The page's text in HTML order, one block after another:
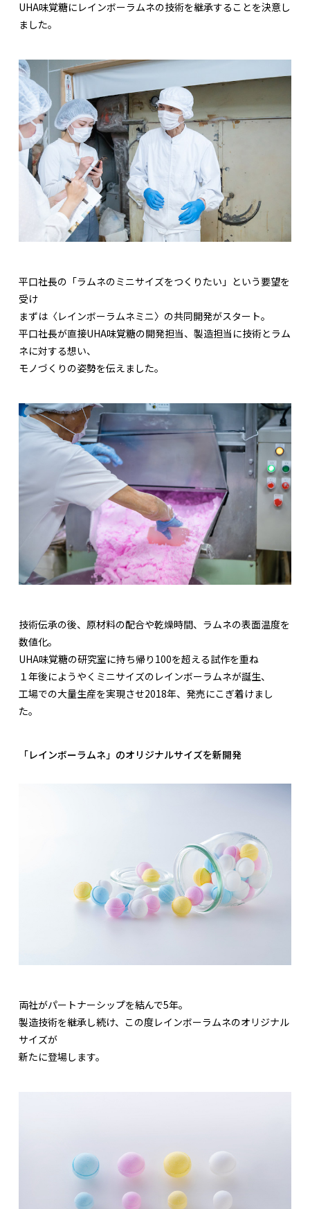
UHA味覚糖にレインボーラムネの技術を継承することを決意し
ました。
平口社長の「ラムネのミニサイズをつくりたい」という要望を
受け
まずは〈レインボーラムネミニ〉の共同開発がスタート。
平口社長が直接UHA味覚糖の開発担当、製造担当に技術とラム
ネに対する想い、
モノづくりの姿勢を伝えました。
技術伝承の後、原材料の配合や乾燥時間、ラムネの表面温度を
数値化。
UHA味覚糖の研究室に持ち帰り100を超える試作を重ね
１年後にようやくミニサイズのレインボーラムネが誕生、
工場での大量生産を実現させ2018年、発売にこぎ着けまし
た。
「レインボーラムネ」のオリジナルサイズを新開発
両社がパートナーシップを結んで5年。
製造技術を継承し続け、この度レインボーラムネのオリジナル
サイズが
新たに登場します。